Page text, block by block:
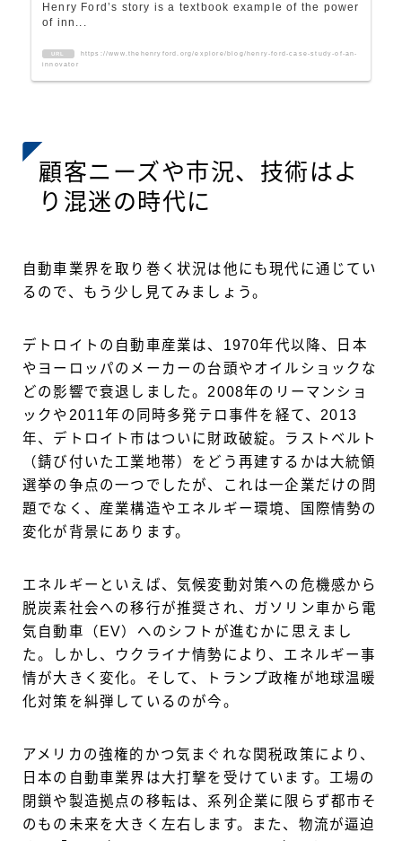
Henry Ford’s story is a textbook example of the power
of inn...
URL
https://www.thehenryford.org/explore/blog/henry-ford-case-study-of-an-
innovator
顧客ニーズや市況、技術はよ
り混迷の時代に
自動車業界を取り巻く状況は他にも現代に通じてい
るので、もう少し見てみましょう。
デトロイトの自動車産業は、1970年代以降、日本
やヨーロッパのメーカーの台頭やオイルショックな
どの影響で衰退しました。2008年のリーマンショ
ックや2011年の同時多発テロ事件を経て、2013
年、デトロイト市はついに財政破綻。ラストベルト
（錆び付いた工業地帯）をどう再建するかは大統領
選挙の争点の一つでしたが、これは一企業だけの問
題でなく、産業構造やエネルギー環境、国際情勢の
変化が背景にあります。
エネルギーといえば、気候変動対策への危機感から
脱炭素社会への移行が推奨され、ガソリン車から電
気自動車（EV）へのシフトが進むかに思えまし
た。しかし、ウクライナ情勢により、エネルギー事
情が大きく変化。そして、トランプ政権が地球温暖
化対策を糾弾しているのが今。
アメリカの強権的かつ気まぐれな関税政策により、
日本の自動車業界は大打撃を受けています。工場の
閉鎖や製造拠点の移転は、系列企業に限らず都市そ
のもの未来を大きく左右します。また、物流が逼迫